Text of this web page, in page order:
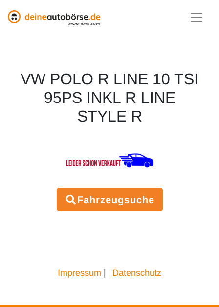
VW POLO R LINE 10 TSI
95PS INKL R LINE
STYLE R
Fahrzeugsuche
Impressum Datenschutz